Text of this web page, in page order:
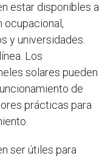
estar disponibles a
ocupacional,
y universidades.
Los
solares pueden
de
prácticas para
ser útiles para